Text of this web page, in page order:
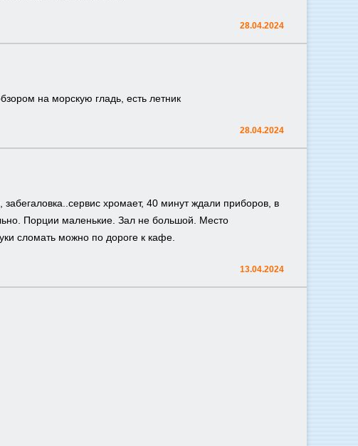
28.04.2024
на морскую гладь, есть летник
28.04.2024
хромает, 40 минут ждали приборов, в
Порции маленькие. Зал не большой. Место
сломать можно по дороге к кафе.
13.04.2024